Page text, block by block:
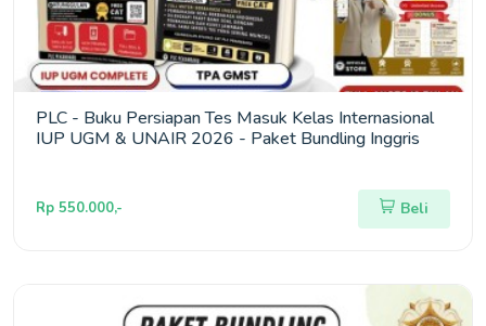
PLC - Buku Persiapan Tes Masuk Kelas Internasional
IUP UGM & UNAIR 2026 - Paket Bundling Inggris
Rp 550.000,- Beli